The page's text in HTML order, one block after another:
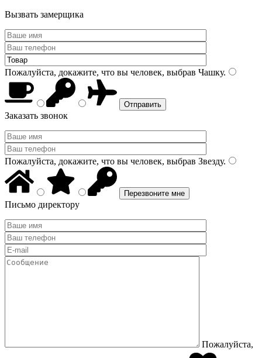
Вызвать замерщика
Пожалуйста, докажите, что вы человек, выбрав Чашку.
Заказать звонок
Пожалуйста, докажите, что вы человек, выбрав Звезду.
Письмо директору
Пожалуйста,